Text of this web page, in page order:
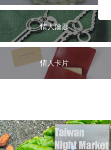
情人鑰匙
情人卡片